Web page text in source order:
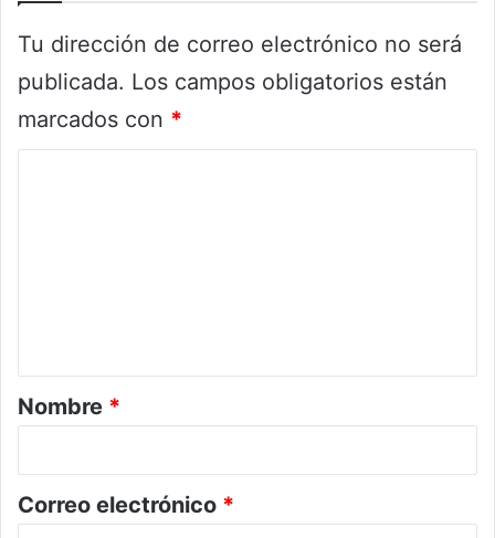
Tu dirección de correo electrónico no será
publicada. Los campos obligatorios están
marcados con *
r
i
*
Nombre *
Correo electrónico *